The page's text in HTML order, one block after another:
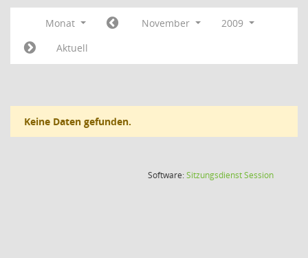
Monat November
2009
Aktuell
Keine Daten gefunden.
Software:SitzungsdienstSession(Wird in